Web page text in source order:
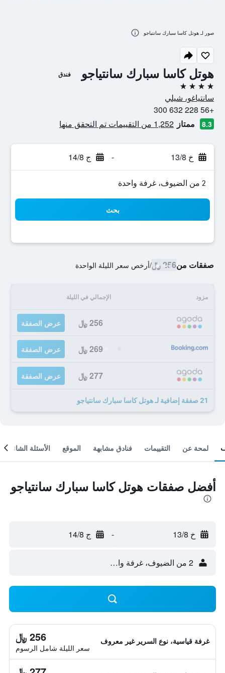
هوتل كاسا سبارك سانتياجو فندق
4 نجوم
سانتياغو، شيلي
+56 228 632 300
8.3 ممتاز 1,252 من التقييمات تم التحقق منها
خ 13/8 - ج 14/8
2 من الضيوف، غرفة واحدة
بحث
صفقات من256 ﷼ /أرخص سعر الليلة الواحدة
مزود الإجمالي في الليلة
256 ﷼ عرض الصفقة
269 ﷼ عرض الصفقة
277 ﷼ عرض الصفقة
21 صفقة إضافية لـ هوتل كاسا سبارك سانتياجو
صور لـ هوتل كاسا سبارك سانتياجو
لمحة عن التقييمات فنادق مشابهة الموقع الأسئلة الشائعة
أفضل صفقات هوتل كاسا سبارك سانتياجو
خ 13/8 - ج 14/8
2 من الضيوف، غرفة واحدة
غرفة قياسية، نوع السرير غير معروف 256 ﷼
سعر الليلة شامل الرسوم